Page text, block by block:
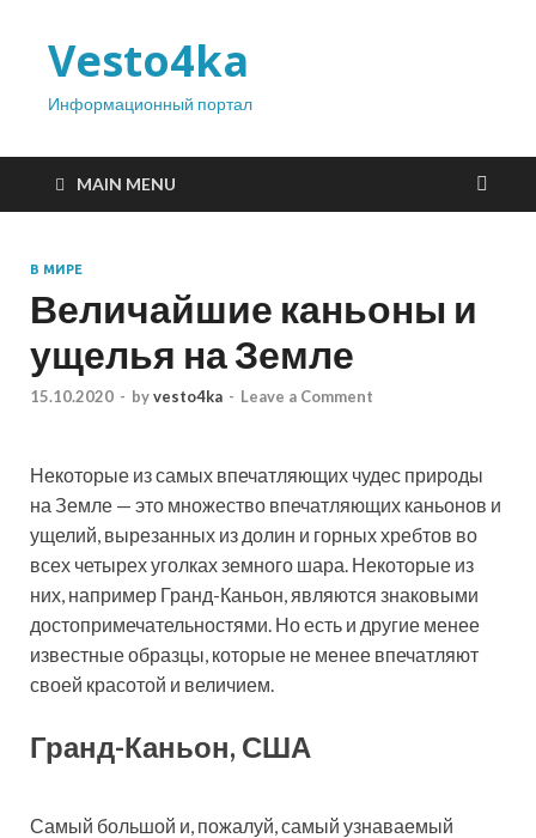
Vesto4ka
Информационный портал
MAIN MENU
В МИРЕ
Величайшие каньоны и
ущелья на Земле
15.10.2020 - byvesto4ka - Leave a Comment
Некоторые из самых впечатляющих чудес природы
на Земле — это множество впечатляющих каньонов и
ущелий, вырезанных из долин и горных хребтов во
всех четырех уголках земного шара. Некоторые из
них, например Гранд-Каньон, являются знаковыми
достопримечательностями. Но есть и другие менее
известные образцы, которые не менее впечатляют
своей красотой и величием.
Гранд-Каньон, США
Самый большой и, пожалуй, самый узнаваемый